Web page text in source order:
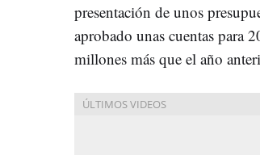
presentación de unos
aprobado unas cuentas para
millones más que el año